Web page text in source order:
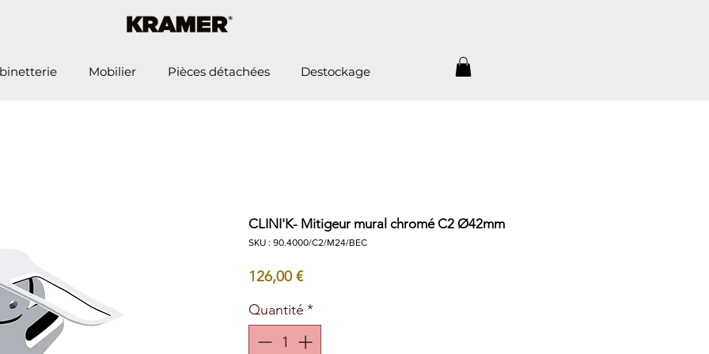
Mobilier Pièces détachées Destockage
CLINI'K- Mitigeur mural chromé C2 Ø42mm
SKU : 90.4000/C2/M24/BEC
126,00 €Prix
Quantité *